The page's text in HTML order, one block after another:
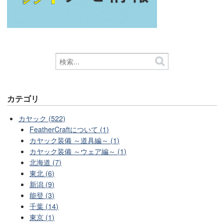
カテゴリ
カヤック (522)
FeatherCraftについて (1)
カヤック装備 ～道具編～ (1)
カヤック装備 ～ウェア編～ (1)
北海道 (7)
東北 (6)
新潟 (9)
能登 (3)
千葉 (14)
東京 (1)